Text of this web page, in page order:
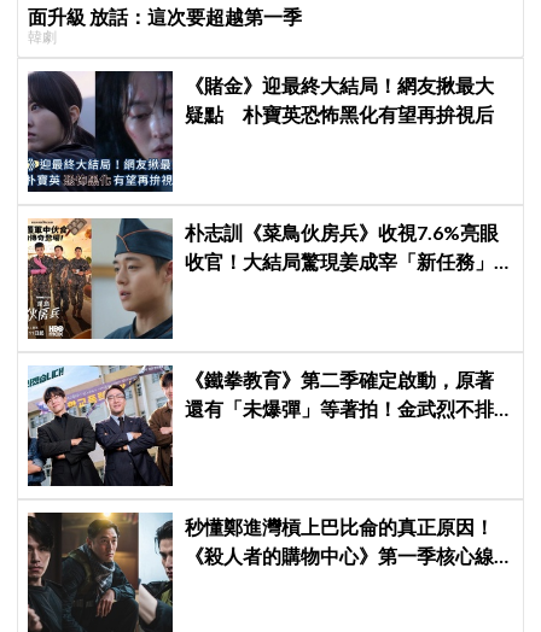
面升級 放話：這次要超越第一季
韓劇
《賭金》迎最終大結局！網友揪最大
疑點 朴寶英恐怖黑化有望再拚視后
朴志訓《菜鳥伙房兵》收視7.6%亮眼
收官！大結局驚現姜成宰「新任務」
《鐵拳教育》第二季確定啟動，原著
還有「未爆彈」等著拍！金武烈不排
秒懂鄭進灣槓上巴比侖的真正原因！
《殺人者的購物中心》第一季核心線